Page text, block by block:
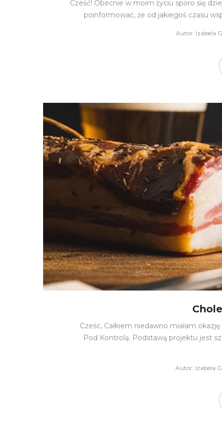
Cześć! Obecnie w moim życiu sporo się
poinformować, że od jakiegoś czasu
Autor: Izabela
Cześć, Całkiem niedawno miałam
Pod Kontrolą. Podstawą projektu jest
Autor: Izabela